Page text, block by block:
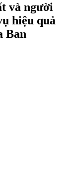
và người
hiệu quả
Ban